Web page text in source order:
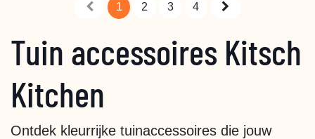
1 2 3 4
Tuin accessoires Kitsch
Kitchen
Ontdek kleurrijke tuinaccessoires die jouw